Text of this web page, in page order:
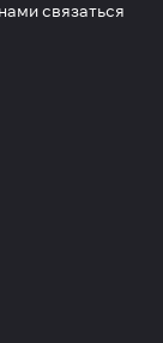
связаться